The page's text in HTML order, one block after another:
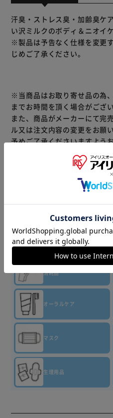
汗臭・ストレス臭・加齢臭
い沢ミルクのボディ＆ニオイ
※製品は予告なく仕様を変更
じめご了承ください。
※当商品はお取り寄せ品の為
までお時間を頂く場合がござい
また、商品がメーカーにて完
ル又は注文内容の変更をお願
予めご了承くださいますよう
商品はアイリスプラザがセレ
ティッシュ・
トイレット
ペーパー
キッチン
消耗品
オーラルケア
マスク
生理用品